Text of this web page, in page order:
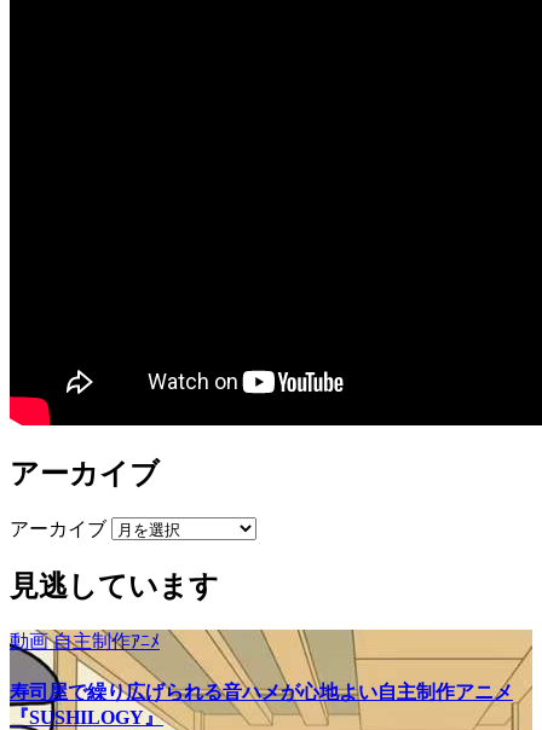
アーカイブ
アーカイブ
見逃しています
動画自主制作ｱﾆﾒ
寿司屋で繰り広げられる音ハメが心地よい自主制作アニメ
『SUSHILOGY』